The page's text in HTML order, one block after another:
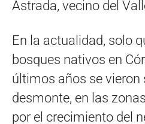
Astrada, vecino del
En la actualidad, solo
bosques nativos en
últimos años se vieron
desmonte, en las
por el crecimiento del